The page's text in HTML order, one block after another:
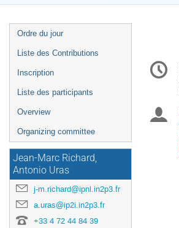
Menu
de
Ordre du jour
Liste des Contributions
Inscription
Liste des participants
Overview
Organizing committee
Jean-Marc Richard,
Antonio Uras
j-m.richard@ipnl.in2p3.fr
a.uras@ip2i.in2p3.fr
+33 4 72 44 84 39
de